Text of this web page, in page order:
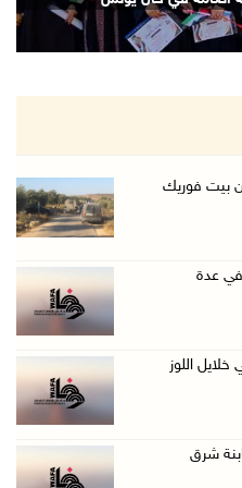
في عدة مناطق ...
إسرائيل ...
خلايل اللوز ...
شرق الطي ...
مخاوف بشأن مستقب ...
كانون الثاني
شرق بيت لحم
بيت فوريك
في عدة
اللوز
شرق